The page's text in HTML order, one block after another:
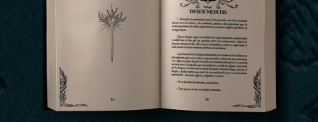
Encuéntrala también en Apple Music, iTunes, iHeart Radio, Claro
Music, Anghami, Joox, MediaNet, Boomplay, Adaptr, Flo, Kuack
Media, NetEase, Qobuz, Pandora, Saavn, Instagram, Facebook,
Snapchat, Tencent, Tidal, Tiktok, Audiomack.
SPOTIFY